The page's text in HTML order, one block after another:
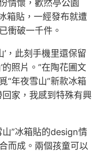
情懷，歡然亭公園
箱貼，一經發布就遭
衝破一千件。
’，此刻手機里還保留
的照片。”在陶花圃文
“年夜雪山”新款冰箱
家，我感到特殊有興
”冰箱貼的design情
而成。兩個孩童可以